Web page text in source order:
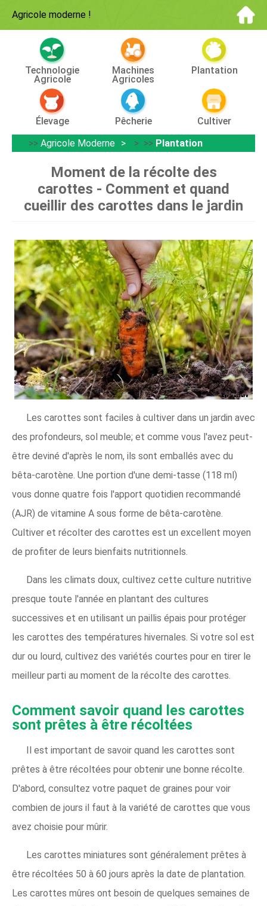
Agricole moderne !
Technologie
Agricole
Machines
Agricoles
Plantation
Élevage Pêcherie
Cultiver
>> Agricole Moderne > >> Plantation
Moment de la récolte des
carottes - Comment et quand
cueillir des carottes dans le jardin
Les carottes sont faciles à cultiver dans un jardin avec
des profondeurs, sol meuble; et comme vous l'avez peut-
être deviné d'après le nom, ils sont emballés avec du
bêta-carotène. Une portion d'une demi-tasse (118 ml)
vous donne quatre fois l'apport quotidien recommandé
(AJR) de vitamine A sous forme de bêta-carotène.
Cultiver et récolter des carottes est un excellent moyen
de profiter de leurs bienfaits nutritionnels.
Dans les climats doux, cultivez cette culture nutritive
presque toute l'année en plantant des cultures
successives et en utilisant un paillis épais pour protéger
les carottes des températures hivernales. Si votre sol est
dur ou lourd, cultivez des variétés courtes pour en tirer le
meilleur parti au moment de la récolte des carottes.
Comment savoir quand les carottes
sont prêtes à être récoltées
Il est important de savoir quand les carottes sont
prêtes à être récoltées pour obtenir une bonne récolte.
D'abord, consultez votre paquet de graines pour voir
combien de jours il faut à la variété de carottes que vous
avez choisie pour mûrir.
Les carottes miniatures sont généralement prêtes à
être récoltées 50 à 60 jours après la date de plantation.
Les carottes mûres ont besoin de quelques semaines de